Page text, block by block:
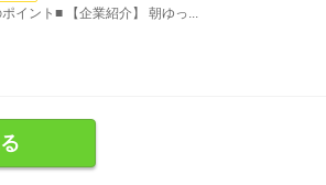
イント■ 【企業紹介】 朝ゆっ...